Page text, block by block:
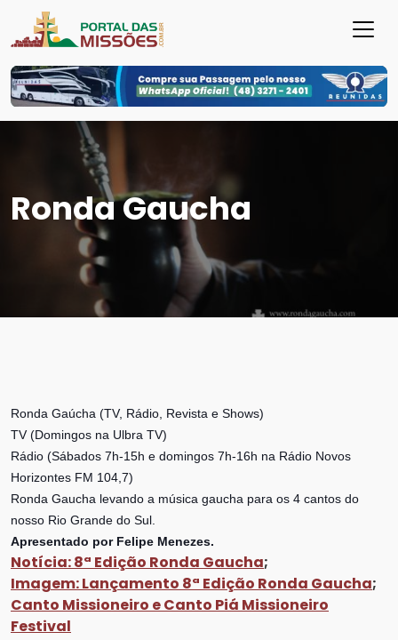
Ronda Gaucha
Ronda Gaúcha (TV, Rádio, Revista e Shows)
TV (Domingos na Ulbra TV)
Rádio (Sábados 7h-15h e domingos 7h-16h na Rádio Novos
Horizontes FM 104,7)
Ronda Gaucha levando a música gaucha para os 4 cantos do
nosso Rio Grande do Sul.
Apresentado por Felipe Menezes.
Notícia: 8ª Edição Ronda Gaucha;
Imagem: Lançamento 8ª Edição Ronda Gaucha;
Canto Missioneiro e Canto Piá Missioneiro
Festival